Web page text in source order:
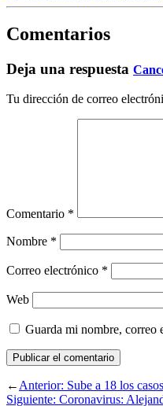
Comentarios
Deja una respuesta
Tu dirección de correo
Comentario *
Nombre *
Correo electrónico *
Web
Guarda mi nombre, correo
←Anterior: Sube a 18 los
Siguiente: Coronavirus: